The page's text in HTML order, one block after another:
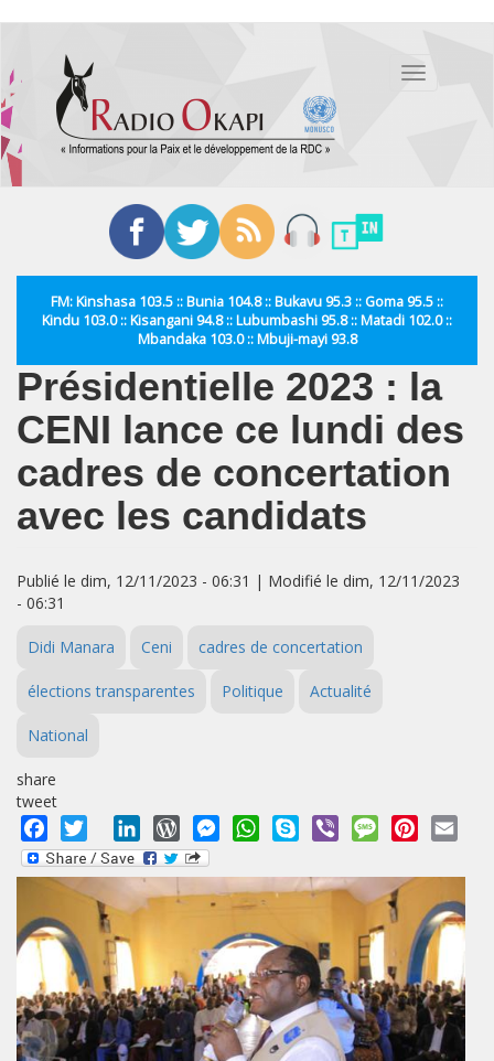
contenu
principal
Toggle
FM: Kinshasa 103.5 :: Bunia 104.8 :: Bukavu 95.3 :: Goma 95.5 ::
Kindu 103.0 :: Kisangani 94.8 :: Lubumbashi 95.8 :: Matadi 102.0 ::
Mbandaka 103.0 :: Mbuji-mayi 93.8
Présidentielle 2023 : la
CENI lance ce lundi des
cadres de concertation
avec les candidats
Publié le dim, 12/11/2023 - 06:31 | Modifié le dim, 12/11/2023
- 06:31
Didi Manara Ceni cadres de concertation
élections transparentes Politique Actualité
National
share
tweet
Facebook
Twitter LinkedInWordPressMessengerWhatsApp
Skype Viber MessagePinterest